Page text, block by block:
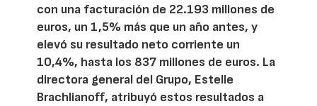
con una facturación de 22.193 millones de
euros, un 1,5% más que un año antes, y
elevó su resultado neto corriente un
10,4%, hasta los 837 millones de euros. La
directora general del Grupo, Estelle
Brachlianoff, atribuyó estos resultados a